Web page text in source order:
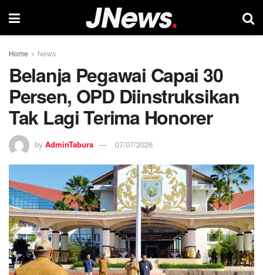
Home News
Belanja Pegawai Capai 30
Persen, OPD Diinstruksikan
Tak Lagi Terima Honorer
by AdminTabura 07/07/2026